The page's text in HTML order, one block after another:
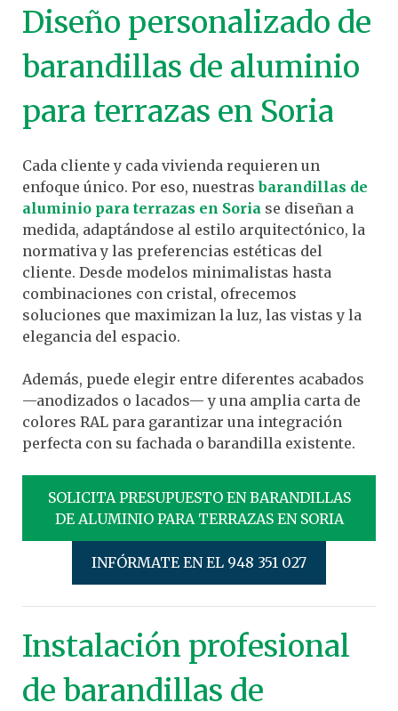
Diseño personalizado de
barandillas de aluminio
para terrazas en Soria
Cada cliente y cada vivienda requieren un
enfoque único. Por eso, nuestrasbarandillas de
aluminio para terrazas en Soria se diseñan a
medida, adaptándose al estilo arquitectónico, la
normativa y las preferencias estéticas del
cliente. Desde modelos minimalistas hasta
combinaciones con cristal, ofrecemos
soluciones que maximizan la luz, las vistas y la
elegancia del espacio.
Además, puede elegir entre diferentes acabados
—anodizados o lacados— y una amplia carta de
colores RAL para garantizar una integración
perfecta con su fachada o barandilla existente.
SOLICITA PRESUPUESTO EN BARANDILLAS
DE ALUMINIO PARA TERRAZAS EN SORIA
INFÓRMATE EN EL 948 351 027
Instalación profesional
de barandillas de